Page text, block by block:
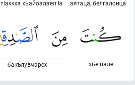
аятаца, белгалонца
тlаккха хьайоалаел lа
хье вале
бакълувчарех